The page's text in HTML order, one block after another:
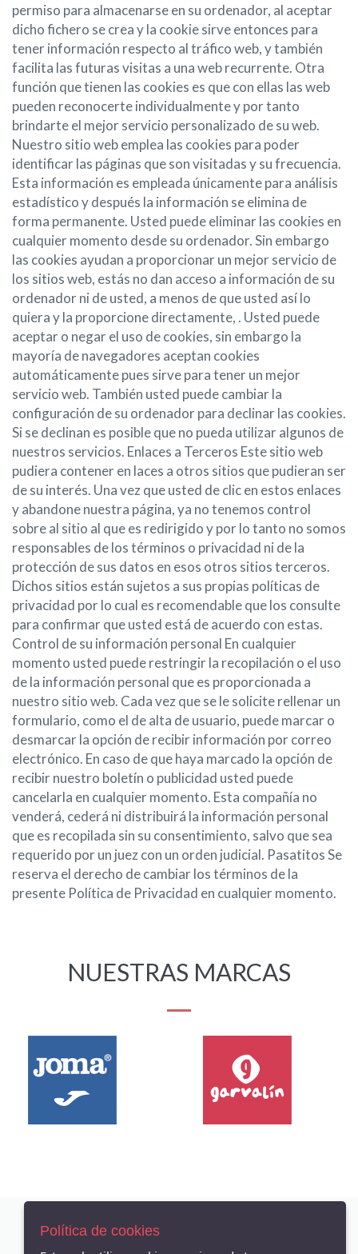
permiso para almacenarse en su ordenador, al aceptar
dicho fichero se crea y la cookie sirve entonces para
tener información respecto al tráfico web, y también
facilita las futuras visitas a una web recurrente. Otra
función que tienen las cookies es que con ellas las web
pueden reconocerte individualmente y por tanto
brindarte el mejor servicio personalizado de su web.
Nuestro sitio web emplea las cookies para poder
identificar las páginas que son visitadas y su frecuencia.
Esta información es empleada únicamente para análisis
estadístico y después la información se elimina de
forma permanente. Usted puede eliminar las cookies en
cualquier momento desde su ordenador. Sin embargo
las cookies ayudan a proporcionar un mejor servicio de
los sitios web, estás no dan acceso a información de su
ordenador ni de usted, a menos de que usted así lo
quiera y la proporcione directamente, . Usted puede
aceptar o negar el uso de cookies, sin embargo la
mayoría de navegadores aceptan cookies
automáticamente pues sirve para tener un mejor
servicio web. También usted puede cambiar la
configuración de su ordenador para declinar las cookies.
Si se declinan es posible que no pueda utilizar algunos de
nuestros servicios. Enlaces a Terceros Este sitio web
pudiera contener en laces a otros sitios que pudieran ser
de su interés. Una vez que usted de clic en estos enlaces
y abandone nuestra página, ya no tenemos control
sobre al sitio al que es redirigido y por lo tanto no somos
responsables de los términos o privacidad ni de la
protección de sus datos en esos otros sitios terceros.
Dichos sitios están sujetos a sus propias políticas de
privacidad por lo cual es recomendable que los consulte
para confirmar que usted está de acuerdo con estas.
Control de su información personal En cualquier
momento usted puede restringir la recopilación o el uso
de la información personal que es proporcionada a
nuestro sitio web. Cada vez que se le solicite rellenar un
formulario, como el de alta de usuario, puede marcar o
desmarcar la opción de recibir información por correo
electrónico. En caso de que haya marcado la opción de
recibir nuestro boletín o publicidad usted puede
cancelarla en cualquier momento. Esta compañía no
venderá, cederá ni distribuirá la información personal
que es recopilada sin su consentimiento, salvo que sea
requerido por un juez con un orden judicial. Pasatitos Se
reserva el derecho de cambiar los términos de la
presente Política de Privacidad en cualquier momento.
NUESTRAS MARCAS
Política de cookies